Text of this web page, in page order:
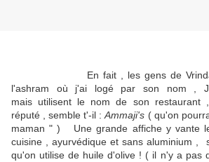
En fait , les gens de
l'ashram où j'ai logé par son nom ,
mais utilisent le nom de son restaurant
réputé , semble t'-il :Ammaji's ( qu'on
maman " ) Une grande affiche y vante
cuisine , ayurvédique et sans aluminium ,
qu'on utilise de huile d'olive ! ( il n'y a pas